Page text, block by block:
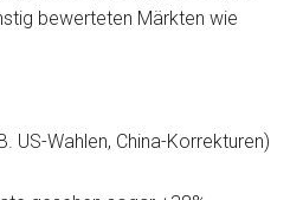
bewerteten Märkten wie
Wahlen, China-Korrekturen)